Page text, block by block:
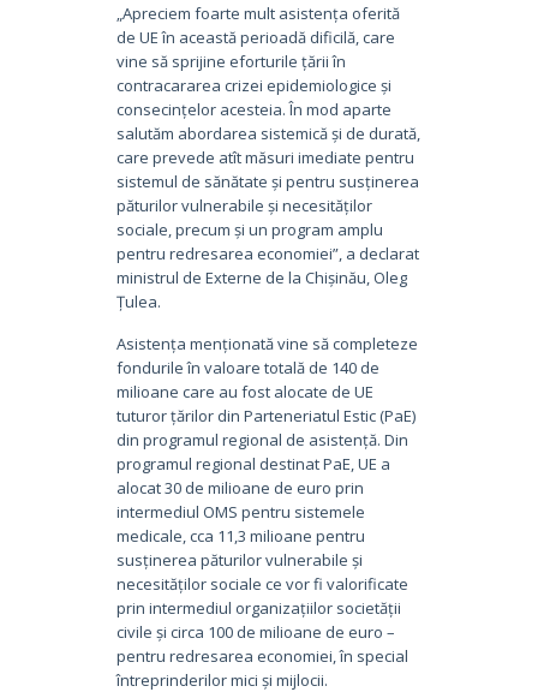
„Apreciem foarte mult asistența oferită
de UE în această perioadă dificilă, care
vine să sprijine eforturile țării în
contracararea crizei epidemiologice și
consecințelor acesteia. În mod aparte
salutăm abordarea sistemică și de durată,
care prevede atît măsuri imediate pentru
sistemul de sănătate și pentru susținerea
păturilor vulnerabile și necesităților
sociale, precum și un program amplu
pentru redresarea economiei”, a declarat
ministrul de Externe de la Chișinău, Oleg
Țulea.
Asistența menționată vine să completeze
fondurile în valoare totală de 140 de
milioane care au fost alocate de UE
tuturor țărilor din Parteneriatul Estic (PaE)
din programul regional de asistență. Din
programul regional destinat PaE, UE a
alocat 30 de milioane de euro prin
intermediul OMS pentru sistemele
medicale, cca 11,3 milioane pentru
susținerea păturilor vulnerabile și
necesităților sociale ce vor fi valorificate
prin intermediul organizațiilor societății
civile și circa 100 de milioane de euro –
pentru redresarea economiei, în special
întreprinderilor mici și mijlocii.